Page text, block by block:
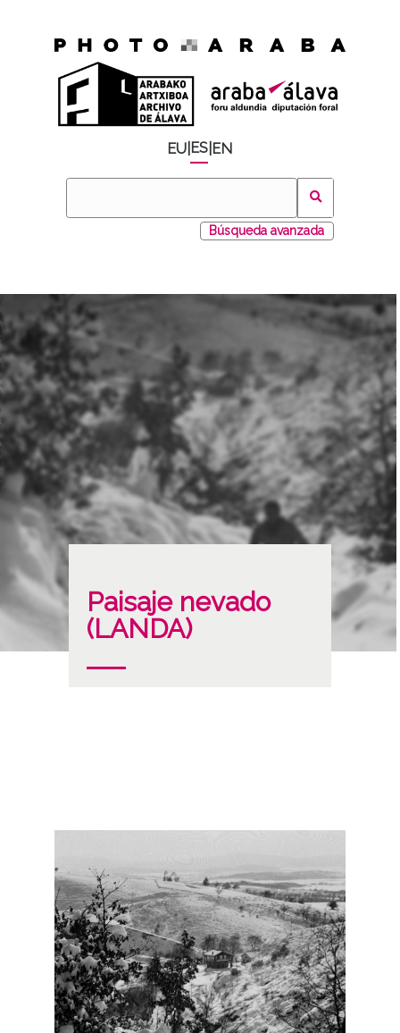
EU ES EN
Búsqueda avanzada
Paisaje nevado
(LANDA)